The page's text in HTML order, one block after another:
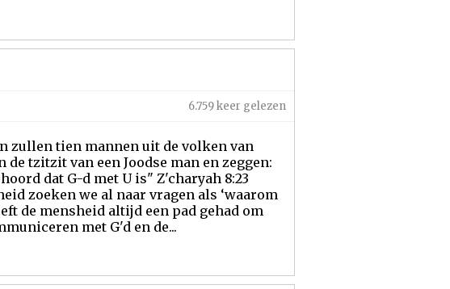
6.759 keer gelezen
zullen tien mannen uit de volken van
tzitzit van een Joodse man en zeggen:
dat G-d met U is" Z'charyah 8:23
zoeken we al naar vragen als ‘waarom
de mensheid altijd een pad gehad om
met G'd en de...